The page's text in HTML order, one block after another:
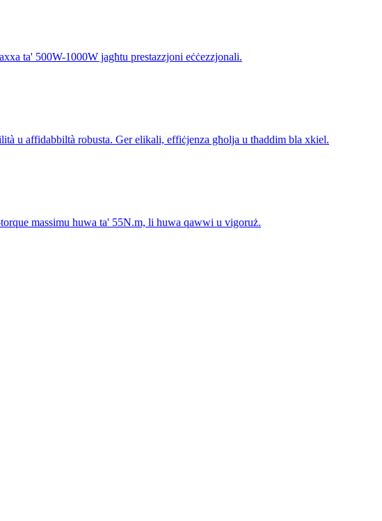
ta' 500W-1000W jagħtu prestazzjoni eċċezzjonali.
u affidabbiltà robusta. Ger elikali, effiċjenza għolja u tħaddim bla xkiel.
massimu huwa ta' 55N.m, li huwa qawwi u vigoruż.